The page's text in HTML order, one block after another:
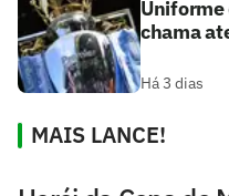
Uniforme
chama
Há 3 dias
MAIS LANCE!